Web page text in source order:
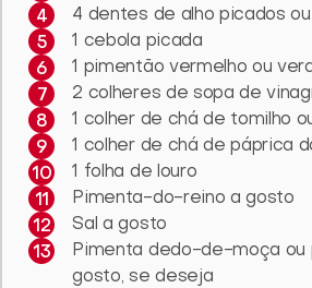
4 dentes de alho picados
1 cebola picada
1 pimentão vermelho ou
2 colheres de sopa de
1 colher de chá de tomilho
1 colher de chá de páprica
1 folha de louro
Pimenta-do-reino a gosto
Sal a gosto
Pimenta dedo-de-moça ou
gosto, se deseja